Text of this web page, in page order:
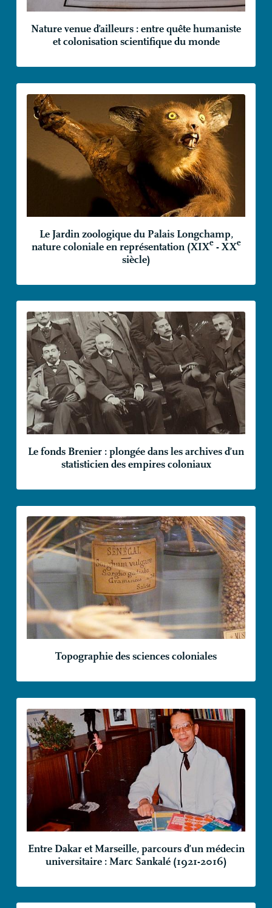
Nature venue d’ailleurs : entre quête humaniste
et colonisation scientifique du monde
Le Jardin zoologique du Palais Longchamp,
nature coloniale en représentation (XIXe-XXe
siècle)
Le fonds Brenier : plongée dans les archives d’un
statisticien des empires coloniaux
Topographie des sciences coloniales
Entre Dakar et Marseille, parcours d’un médecin
universitaire : Marc Sankalé (1921-2016)